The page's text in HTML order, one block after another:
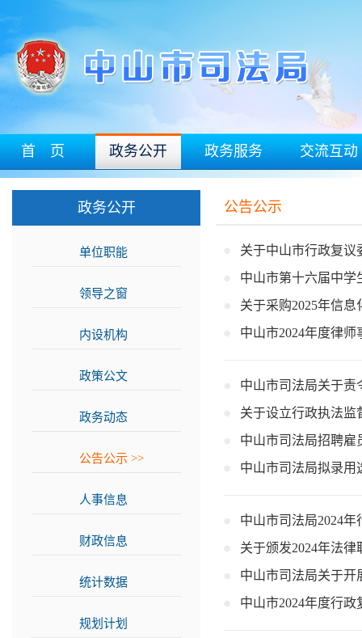
首 页 政务公开 政务服务 交流互动
政务公开
单位职能
领导之窗
内设机构
政策公文
政务动态
公告公示 >>
人事信息
财政信息
统计数据
规划计划
公告公示
关于中山市行政复议
中山市第十六届中学
关于采购2025年信
中山市2024年度律
中山市司法局关于责
关于设立行政执法监
中山市司法局招聘雇
中山市司法局拟录用
中山市司法局2024
关于颁发2024年法
中山市司法局关于开
中山市2024年度行政